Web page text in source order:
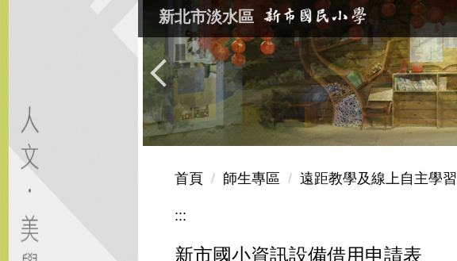
新北市淡水區
首頁 師生專區 遠距教學及線上自主學習
:::
新市國小資訊設備借用申請表